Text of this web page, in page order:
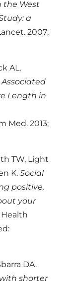
the West
a
2007;
AL,
Length in
Med. 2013;
TW, Light
K. Social
positive,
your
DA.
shorter